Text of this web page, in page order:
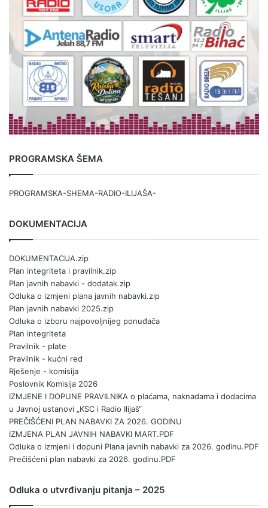
PROGRAMSKA ŠEMA
PROGRAMSKA-SHEMA-RADIO-ILIJAŠA-
DOKUMENTACIJA
DOKUMENTACIJA.zip
Plan integriteta i pravilnik.zip
Plan javnih nabavki - dodatak.zip
Odluka o izmjeni plana javnih nabavki.zip
Plan javnih nabavki 2025.zip
Odluka o izboru najpovoljnijeg ponuđača
Plan integriteta
Pravilnik - plate
Pravilnik - kućni red
Rješenje - komisija
Poslovnik Komisija 2026
IZMJENE I DOPUNE PRAVILNIKA o plaćama, naknadama i dodacima
u Javnoj ustanovi „KSC i Radio Ilijaš“
PREČIŠĆENI PLAN NABAVKI ZA 2026. GODINU
IZMJENA PLAN JAVNIH NABAVKI MART.PDF
Odluka o izmjeni i dopuni Plana javnih nabavki za 2026. godinu.PDF
Prečišćeni plan nabavki za 2026. godinu.PDF
Odluka o utvrđivanju pitanja – 2025